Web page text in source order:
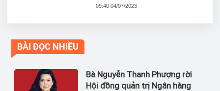
09:40 04/07/2023
BÀI ĐỌC NHIỀU
Bà Nguyễn Thanh Phượng rời
Hội đồng quản trị Ngân hàng